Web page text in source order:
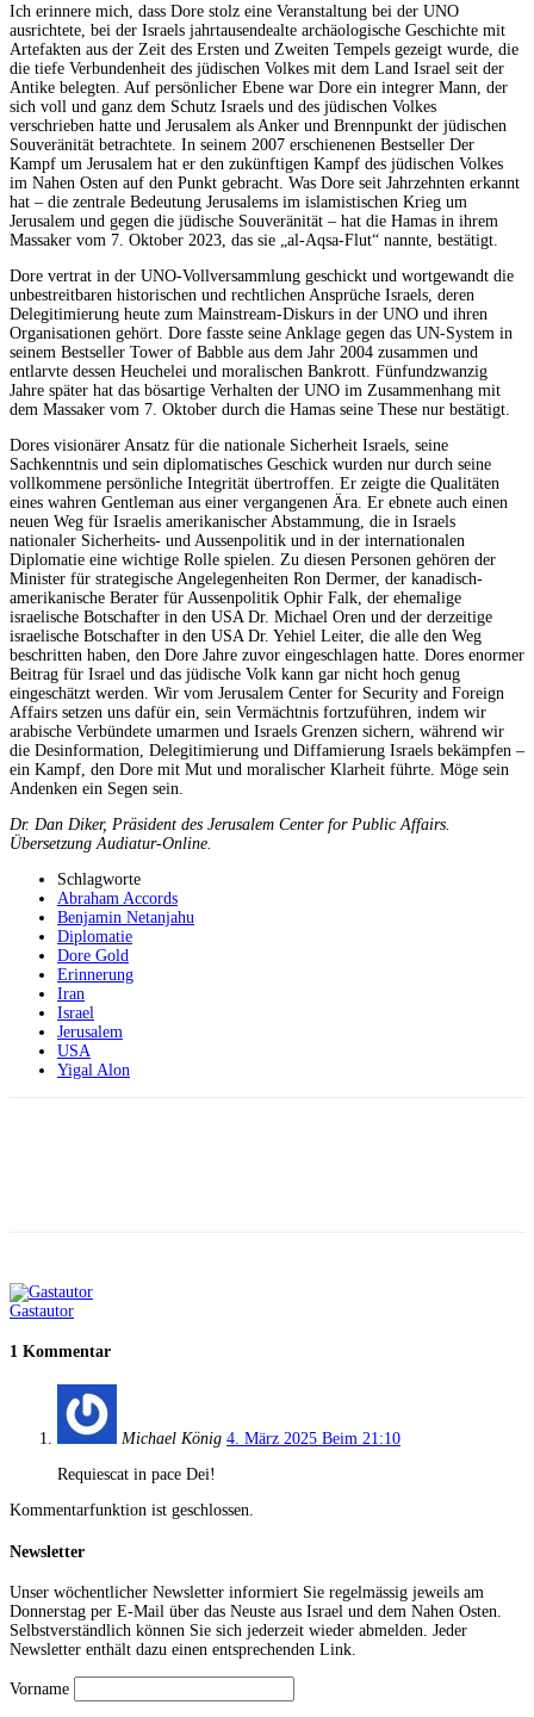
Ich erinnere mich, dass Dore stolz eine Veranstaltung bei der UNO
ausrichtete, bei der Israels jahrtausendealte archäologische Geschichte mit
Artefakten aus der Zeit des Ersten und Zweiten Tempels gezeigt wurde, die
die tiefe Verbundenheit des jüdischen Volkes mit dem Land Israel seit der
Antike belegten. Auf persönlicher Ebene war Dore ein integrer Mann, der
sich voll und ganz dem Schutz Israels und des jüdischen Volkes
verschrieben hatte und Jerusalem als Anker und Brennpunkt der jüdischen
Souveränität betrachtete. In seinem 2007 erschienenen Bestseller Der
Kampf um Jerusalem hat er den zukünftigen Kampf des jüdischen Volkes
im Nahen Osten auf den Punkt gebracht. Was Dore seit Jahrzehnten erkannt
hat – die zentrale Bedeutung Jerusalems im islamistischen Krieg um
Jerusalem und gegen die jüdische Souveränität – hat die Hamas in ihrem
Massaker vom 7. Oktober 2023, das sie „al-Aqsa-Flut“ nannte, bestätigt.
Dore vertrat in der UNO-Vollversammlung geschickt und wortgewandt die
unbestreitbaren historischen und rechtlichen Ansprüche Israels, deren
Delegitimierung heute zum Mainstream-Diskurs in der UNO und ihren
Organisationen gehört. Dore fasste seine Anklage gegen das UN-System in
seinem Bestseller Tower of Babble aus dem Jahr 2004 zusammen und
entlarvte dessen Heuchelei und moralischen Bankrott. Fünfundzwanzig
Jahre später hat das bösartige Verhalten der UNO im Zusammenhang mit
dem Massaker vom 7. Oktober durch die Hamas seine These nur bestätigt.
Dores visionärer Ansatz für die nationale Sicherheit Israels, seine
Sachkenntnis und sein diplomatisches Geschick wurden nur durch seine
vollkommene persönliche Integrität übertroffen. Er zeigte die Qualitäten
eines wahren Gentleman aus einer vergangenen Ära. Er ebnete auch einen
neuen Weg für Israelis amerikanischer Abstammung, die in Israels
nationaler Sicherheits- und Aussenpolitik und in der internationalen
Diplomatie eine wichtige Rolle spielen. Zu diesen Personen gehören der
Minister für strategische Angelegenheiten Ron Dermer, der kanadisch-
amerikanische Berater für Aussenpolitik Ophir Falk, der ehemalige
israelische Botschafter in den USA Dr. Michael Oren und der derzeitige
israelische Botschafter in den USA Dr. Yehiel Leiter, die alle den Weg
beschritten haben, den Dore Jahre zuvor eingeschlagen hatte. Dores enormer
Beitrag für Israel und das jüdische Volk kann gar nicht hoch genug
eingeschätzt werden. Wir vom Jerusalem Center for Security and Foreign
Affairs setzen uns dafür ein, sein Vermächtnis fortzuführen, indem wir
arabische Verbündete umarmen und Israels Grenzen sichern, während wir
die Desinformation, Delegitimierung und Diffamierung Israels bekämpfen –
ein Kampf, den Dore mit Mut und moralischer Klarheit führte. Möge sein
Andenken ein Segen sein.
Dr. Dan Diker, Präsident des Jerusalem Center for Public Affairs.
Übersetzung Audiatur-Online.
Schlagworte
Abraham Accords
Benjamin Netanjahu
Diplomatie
Dore Gold
Erinnerung
Iran
Israel
Jerusalem
USA
Yigal Alon
Gastautor
1 Kommentar
Michael König 4. März 2025 Beim 21:10
Requiescat in pace Dei!
Kommentarfunktion ist geschlossen.
Newsletter
Unser wöchentlicher Newsletter informiert Sie regelmässig jeweils am
Donnerstag per E-Mail über das Neuste aus Israel und dem Nahen Osten.
Selbstverständlich können Sie sich jederzeit wieder abmelden. Jeder
Newsletter enthält dazu einen entsprechenden Link.
Vorname